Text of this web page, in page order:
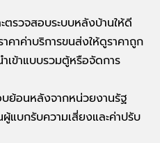
ตรวจสอบระบบหลังบ้านให้ดี
คาค่าบริการขนส่งให้ดูราคาถูก
เข้าแบบรวมตู้หรือจัดการ
ย้อนหลังจากหน่วยงานรัฐ
แบกรับความเสี่ยงและค่าปรับ